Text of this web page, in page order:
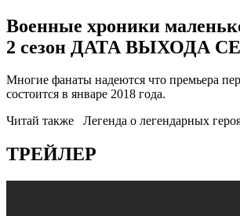
Военные хроники
2 сезон ДАТА ВЫХОДА
Многие фанаты надеются что премьера
состоится в январе 2018 года.
Читай также
Легенда о легендарных
ТРЕЙЛЕР